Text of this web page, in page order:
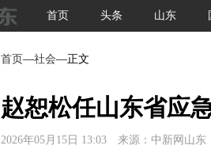
首页 头条 山东
首页—社会—正文
赵恕松任山东省应
2026年05月15日 13:03 来源：中新网山东